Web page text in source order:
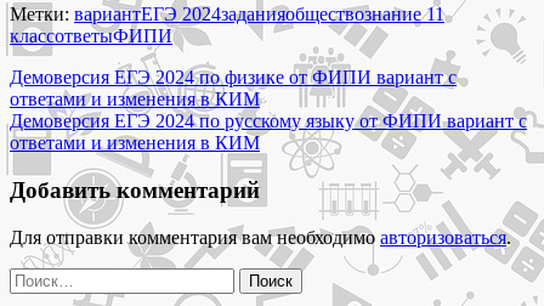
по
обществознанию
от
ФИПИ
вариант
с
ответами
изменения
в
КИМ"
Метки: вариантЕГЭ 2024заданияобществознание 11
классответыФИПИ
Навигация
по
записям
Демоверсия ЕГЭ 2024 по физике от ФИПИ вариант с
ответами и изменения в КИМ
Демоверсия ЕГЭ 2024 по русскому языку от ФИПИ вариант с
ответами и изменения в КИМ
Добавить комментарий
Для отправки комментария вам необходимоавторизоваться.
Найти: